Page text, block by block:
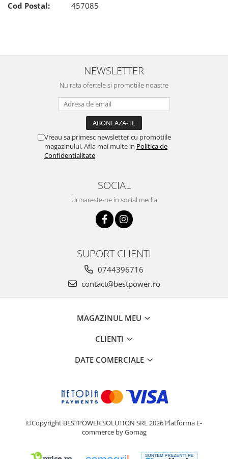
Cod Postal:
457085
NEWSLETTER
Nu rata ofertele si promotiile noastre
Vreau sa primesc newsletter cu promotiile
magazinului. Afla mai multe in Politica de
Confidentialitate
SOCIAL
Urmareste-ne in social media
SUPORT CLIENTI
0744396716
contact@bestpower.ro
MAGAZINUL MEU
CLIENTI
DATE COMERCIALE
©Copyright BESTPOWER SOLUTION SRL 2026 Platforma E-
commerce by Gomag